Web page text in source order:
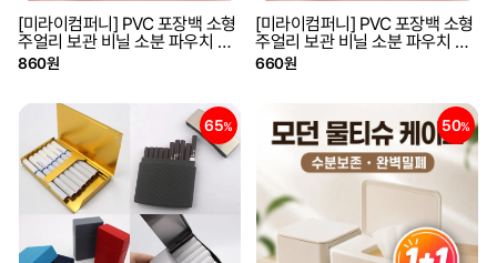
[미라이컴퍼니] PVC 포장백 소형
주얼리 보관 비닐 소분 파우치 포
장 지퍼백 투명 10p [6x8]
860원
[미라이컴퍼니] PVC 포장백 소형
주얼리 보관 비닐 소분 파우치 포
장 지퍼백 투명 10p [5x7]
660원
65% 50%